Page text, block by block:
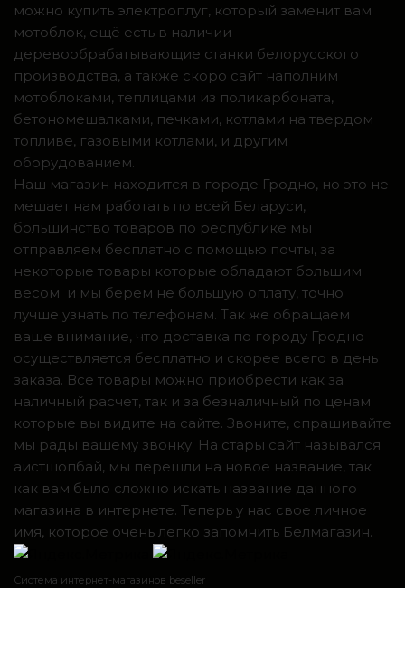
можно купить электроплуг, который заменит вам
мотоблок, ещё есть в наличии
деревообрабатывающие станки белорусского
производства, а также скоро сайт наполним
мотоблоками, теплицами из поликарбоната,
бетономешалками, печками, котлами на твердом
топливе, газовыми котлами, и другим
оборудованием.
Наш магазин находится в городе Гродно, но это не
мешает нам работать по всей Беларуси,
большинство товаров по республике мы
отправляем бесплатно с помощью почты, за
некоторые товары которые обладают большим
весом и мы берем не большую оплату, точно
лучше узнать по телефонам. Так же обращаем
ваше внимание, что доставка по городу Гродно
осуществляется бесплатно и скорее всего в день
заказа. Все товары можно приобрести как за
наличный расчет, так и за безналичный по ценам
которые вы видите на сайте. Звоните, спрашивайте
мы рады вашему звонку. На стары сайт назывался
аистшопбай, мы перешли на новое название, так
как вам было сложно искать название данного
магазина в интернете. Теперь у нас свое личное
имя, которое очень легко запомнить Белмагазин.
Система интернет-магазинов beseller